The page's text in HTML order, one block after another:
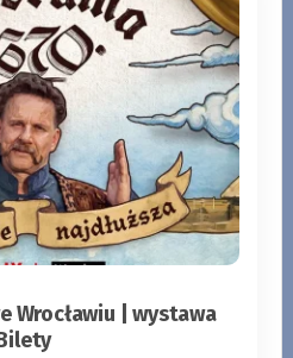
Wrocławiu | wystawa